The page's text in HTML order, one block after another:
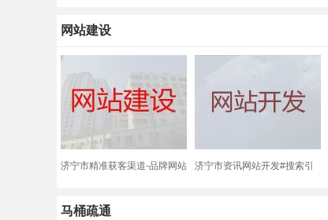
为您服务
网站建设
济宁市精准获客渠道-品牌网站 济宁市资讯网站开发#搜索引
马桶疏通